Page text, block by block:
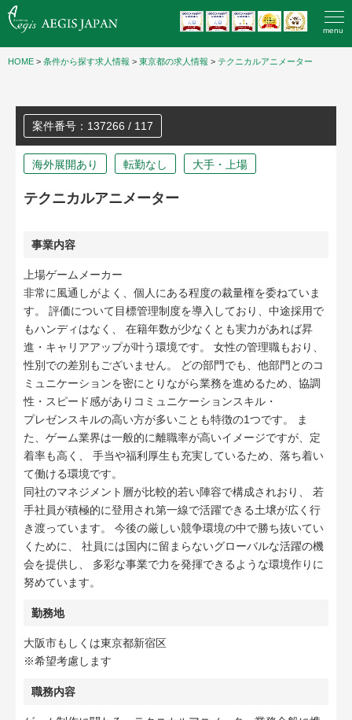
menu
HOME > 条件から探す求人情報 > 東京都の求人情報 > テクニカルアニメーター
案件番号：137266 / 117
海外展開あり 転勤なし 大手・上場
テクニカルアニメーター
事業内容
上場ゲームメーカー
非常に風通しがよく、個人にある程度の裁量権を委ねていま
す。 評価について目標管理制度を導入しており、中途採用で
もハンディはなく、 在籍年数が少なくとも実力があれば昇
進・キャリアアップが叶う環境です。 女性の管理職もおり、
性別での差別もございません。 どの部門でも、他部門とのコ
ミュニケーションを密にとりながら業務を進めるため、協調
性・スピード感がありコミュニケーションスキル・
プレゼンスキルの高い方が多いことも特徴の1つです。 ま
た、ゲーム業界は一般的に離職率が高いイメージですが、定
着率も高く、 手当や福利厚生も充実しているため、落ち着い
て働ける環境です。
同社のマネジメント層が比較的若い陣容で構成されおり、 若
手社員が積極的に登用され第一線で活躍できる土壌が広く行
き渡っています。 今後の厳しい競争環境の中で勝ち抜いてい
くために、 社員には国内に留まらないグローバルな活躍の機
会を提供し、 多彩な事業で力を発揮できるような環境作りに
努めています。
勤務地
大阪市もしくは東京都新宿区
※希望考慮します
職務内容